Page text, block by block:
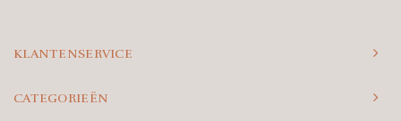
KLANTENSERVICE
CATEGORIEËN